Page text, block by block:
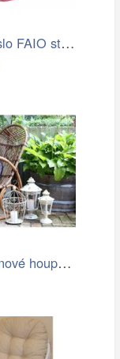
Závěsné křeslo FAIO starorůžová
Přírodní ratanové houpací křeslo Old…